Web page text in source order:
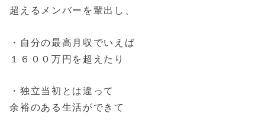
超えるメンバーを輩出し、
・自分の最高月収でいえば
１６００万円を超えたり
・独立当初とは違って
余裕のある生活ができて